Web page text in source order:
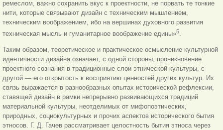
ремеслом, важно сохранить вкус к проектности, не порвать те тонкие
нити, которые связывают дизайн с техническим мышлением,
техническим воображением, ибо на вершинах духовного развития
техническая мысль и гуманитарное воображение едины»5.
Таким образом, теоретическое и практическое осмысление культурной
идентичности дизайна означает, с одной стороны, проникновение
проектного сознания в традиционные слои этнической культуры, с
другой — его открытость к восприятию ценностей других культур. Их
связь выражается в разнообразных опытах исторической рефлексии,
ставящей дизайн в рамки непрерывно развивающихся традиций
материальной культуры, неотделимых от мифопоэтических,
природных, социокультурных и прочих аспектов исторического бытия
этносов. Г. Д. Гачев рассматривает целостность бытия этноса через